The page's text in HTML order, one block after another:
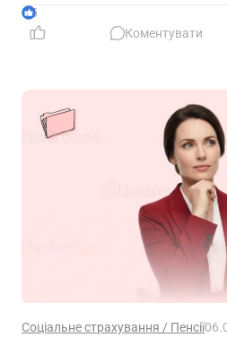
до особливостей діяльності
5
Коментувати
Соціальне страхування / Пенсії